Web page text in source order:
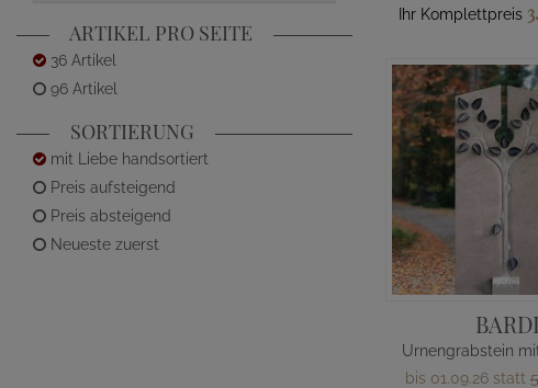
Ihr Komplettpreis
BARDI
bis 01.09.26 statt
ARTIKEL PRO SEITE
36 Artikel
96 Artikel
SORTIERUNG
mit Liebe handsortiert
Preis aufsteigend
Preis absteigend
Neueste zuerst